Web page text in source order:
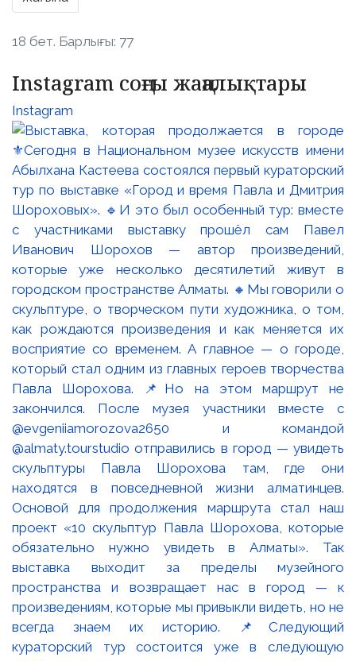
18 бет. Барлығы: 77
Instagram соңғы жаңалықтары
Instagram